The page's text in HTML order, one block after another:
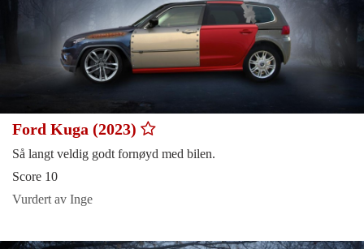
Ford Kuga (2023)
Så langt veldig godt fornøyd med bilen.
Score 10
Vurdert av Inge